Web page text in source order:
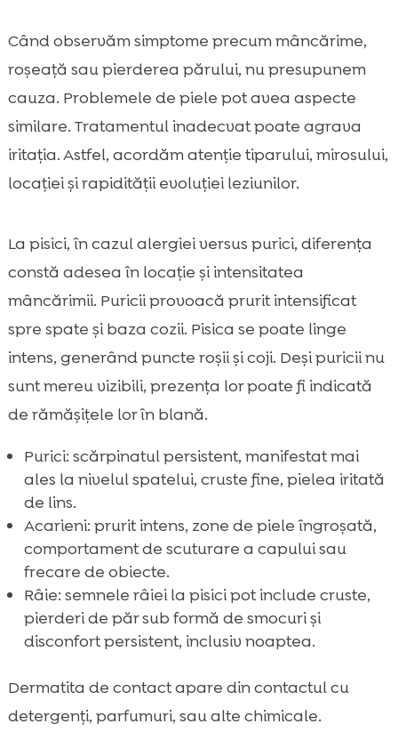
Când observăm simptome precum mâncărime,
roșeață sau pierderea părului, nu presupunem
cauza. Problemele de piele pot avea aspecte
similare. Tratamentul inadecvat poate agrava
iritația. Astfel, acordăm atenție tiparului, mirosului,
locației și rapidității evoluției leziunilor.
La pisici, în cazul alergiei versus purici, diferența
constă adesea în locație și intensitatea
mâncărimii. Puricii provoacă prurit intensificat
spre spate și baza cozii. Pisica se poate linge
intens, generând puncte roșii și coji. Deși puricii nu
sunt mereu vizibili, prezența lor poate fi indicată
de rămășițele lor în blană.
Purici: scărpinatul persistent, manifestat mai
ales la nivelul spatelui, cruste fine, pielea iritată
de lins.
Acarieni: prurit intens, zone de piele îngroșată,
comportament de scuturare a capului sau
frecare de obiecte.
Râie: semnele râiei la pisici pot include cruste,
pierderi de păr sub formă de smocuri și
disconfort persistent, inclusiv noaptea.
Dermatita de contact apare din contactul cu
detergenți, parfumuri, sau alte chimicale.